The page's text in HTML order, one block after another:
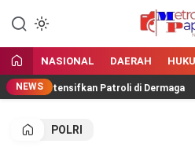
MetroPapua
Jangan Gentar
NASIONAL DAERAH
NEWS
Intensifkan Patroli di Dermaga
POLRI